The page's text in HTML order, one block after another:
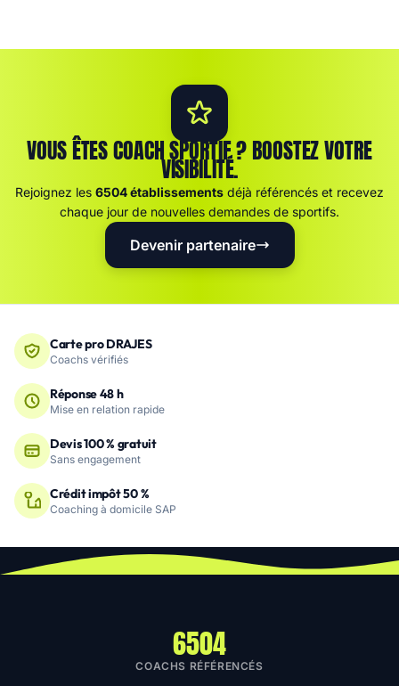
VOUS ÊTES COACH SPORTIF ? BOOSTEZ VOTRE
VISIBILITÉ.
Rejoignez les 6504 établissements déjà référencés et recevez
chaque jour de nouvelles demandes de sportifs.
Devenir partenaire
Carte pro DRAJES
Coachs vérifiés
Réponse 48 h
Mise en relation rapide
Devis 100 % gratuit
Sans engagement
Crédit impôt 50 %
Coaching à domicile SAP
6504
COACHS RÉFÉRENCÉS